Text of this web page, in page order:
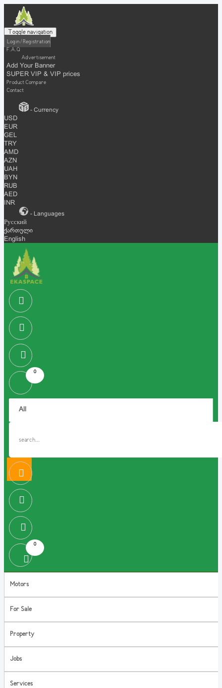
Toggle navigation
Login / Registration
F.A.Q
Advertisement
Add Your Banner
SUPER VIP & VIP prices
Product Compare
Contact
- Currency
USD
EUR
GEL
TRY
AMD
AZN
UAH
BYN
RUB
AED
INR
- Languages
Русский
ქართული
English
0
0
Motors
For Sale
Property
Jobs
Services